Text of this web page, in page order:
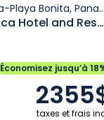
Playa Blanca-Playa Bonita, Panama
Playa Blanca Hotel and Resort All Inclusive Panama
Économisez jusqu’à
taxes et frais